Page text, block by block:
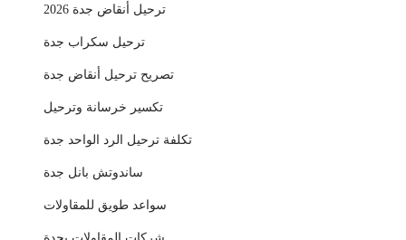
ترحيل أنقاض جدة 2026
ترحيل سكراب جدة
تصريح ترحيل أنقاض جدة
تكسير خرسانة وترحيل
تكلفة ترحيل الرد الواحد جدة
ساندوتش بانل جدة
سواعد طويق للمقاولات